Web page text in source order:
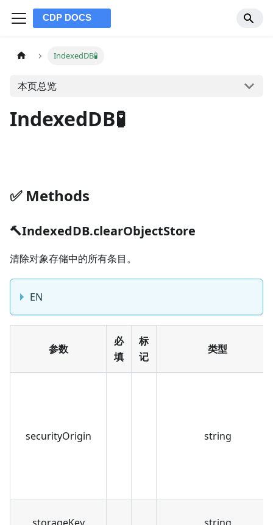
IndexedDB🧪
本页总览
IndexedDB🧪
✅️️ Methods
🔨IndexedDB.clearObjectStore
清除对象存储中的所有条目。
EN
参数
必
填
标
记
类型
securityOrigin string